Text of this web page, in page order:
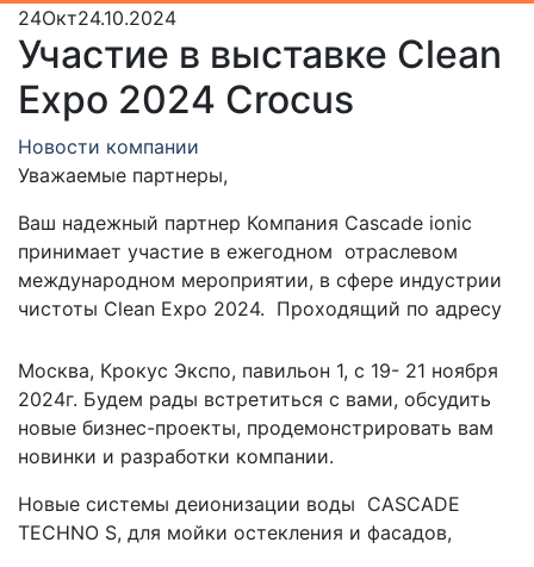
24Окт24.10.2024
Участие в выставке Clean
Expo 2024 Crocus
Новости компании
Уважаемые партнеры,
Ваш надежный партнер Компания Cascade ionic
принимает участие в ежегодном отраслевом
международном мероприятии, в сфере индустрии
чистоты Clean Expo 2024. Проходящий по адресу
Москва, Крокус Экспо, павильон 1, с 19- 21 ноября
2024г. Будем рады встретиться с вами, обсудить
новые бизнес-проекты, продемонстрировать вам
новинки и разработки компании.
Новые системы деионизации воды CASCADE
TECHNO S, для мойки остекления и фасадов,